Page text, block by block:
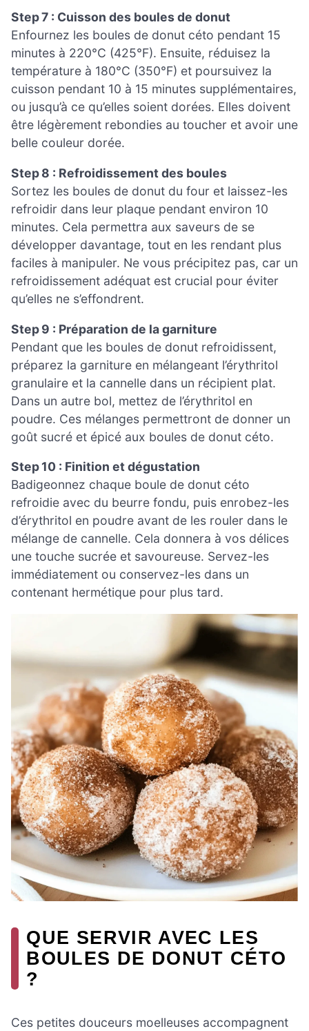
Step 7 : Cuisson des boules de donut
Enfournez les boules de donut céto pendant 15
minutes à 220°C (425°F). Ensuite, réduisez la
température à 180°C (350°F) et poursuivez la
cuisson pendant 10 à 15 minutes supplémentaires,
ou jusqu’à ce qu’elles soient dorées. Elles doivent
être légèrement rebondies au toucher et avoir une
belle couleur dorée.
Step 8 : Refroidissement des boules
Sortez les boules de donut du four et laissez-les
refroidir dans leur plaque pendant environ 10
minutes. Cela permettra aux saveurs de se
développer davantage, tout en les rendant plus
faciles à manipuler. Ne vous précipitez pas, car un
refroidissement adéquat est crucial pour éviter
qu’elles ne s’effondrent.
Step 9 : Préparation de la garniture
Pendant que les boules de donut refroidissent,
préparez la garniture en mélangeant l’érythritol
granulaire et la cannelle dans un récipient plat.
Dans un autre bol, mettez de l’érythritol en
poudre. Ces mélanges permettront de donner un
goût sucré et épicé aux boules de donut céto.
Step 10 : Finition et dégustation
Badigeonnez chaque boule de donut céto
refroidie avec du beurre fondu, puis enrobez-les
d’érythritol en poudre avant de les rouler dans le
mélange de cannelle. Cela donnera à vos délices
une touche sucrée et savoureuse. Servez-les
immédiatement ou conservez-les dans un
contenant hermétique pour plus tard.
QUE SERVIR AVEC LES
BOULES DE DONUT CÉTO
?
Ces petites douceurs moelleuses accompagnent